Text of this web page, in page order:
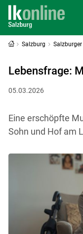
Salzburg Salzburger
Lebensfrage:
05.03.2026
Eine erschöpfte
Sohn und Hof am